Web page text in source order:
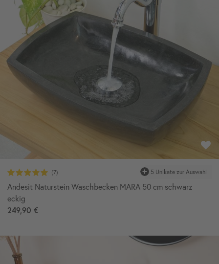
Andesit Naturstein Waschbecken MARA 50 cm schwarz
eckig
249,90 €